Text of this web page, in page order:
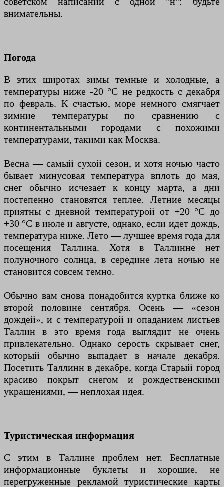
внимательны.
Погода
В этих широтах зимы темные и холодные, а
температуры ниже -20 °C не редкость с декабря
по февраль. К счастью, море немного смягчает
зимние температуры по сравнению с
континентальными городами с похожими
температурами, такими как Москва.
Весна — самый сухой сезон, и хотя ночью часто
бывает минусовая температура вплоть до мая,
снег обычно исчезает к концу марта, а дни
постепенно становятся теплее. Летние месяцы
приятны с дневной температурой от +20 °C до
+30 °C в июле и августе, однако, если идет дождь,
температура ниже. Лето — лучшее время года для
посещения Таллина. Хотя в Таллинне нет
полуночного солнца, в середине лета ночью не
становится совсем темно.
Обычно вам снова понадобится куртка ближе ко
второй половине сентября. Осень — «сезон
дождей», и с температурой и опаданием листьев
Таллин в это время года выглядит не очень
привлекательно. Однако серость скрывает снег,
который обычно выпадает в начале декабря.
Посетить Таллинн в декабре, когда Старый город
красиво покрыт снегом и рождественскими
украшениями, — неплохая идея.
Туристическая информация
С этим в Таллине проблем нет. Бесплатные
информационные буклеты и хорошие, не
перегруженные рекламой туристические карты